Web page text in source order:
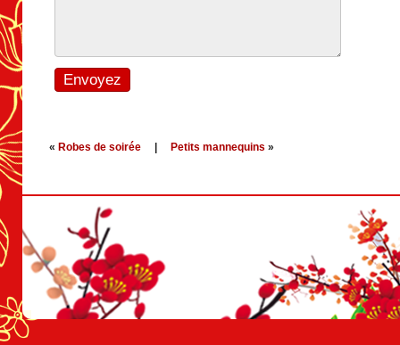
« Robes de soirée Petits mannequins »